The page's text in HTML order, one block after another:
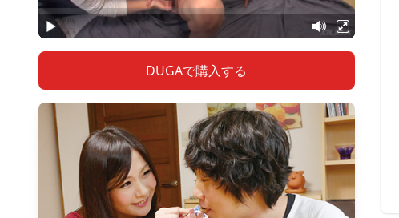
DUGAで購入する